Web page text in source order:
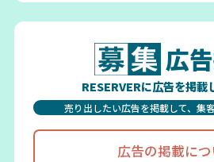
広
RESERVERに広告を掲載
売り出したい広告を掲載して、集
広告の掲載につ